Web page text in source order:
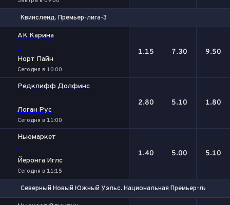
Квинсленд. Премьер-лига-3
АК Карина
-
Норт Пайн
Сегодня в 10:00
1.15 7.30 9.50
Редклифф Долфинс
-
Логан Рус
Сегодня в 11:00
2.80 5.10 1.80
Ньюмаркет
-
Йеронга Иглс
Сегодня в 11:15
1.40 5.00 5.10
Северный Новый Южный Уэльс. Национальная Премьер-лига